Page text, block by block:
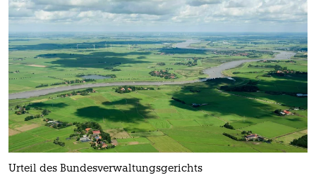
Urteil des Bundesverwaltungsgerichts